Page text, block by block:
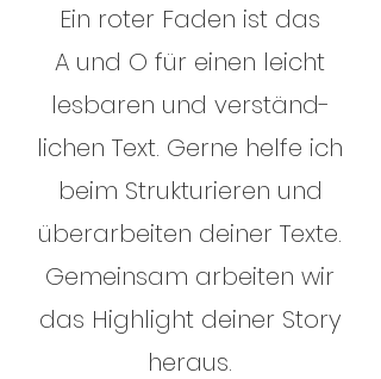
Ein roter Faden ist das
A und O für einen leicht
lesbaren und verständ-
lichen Text. Gerne helfe ich
beim Strukturieren und
überarbeiten deiner Texte.
Gemeinsam arbeiten wir
das Highlight deiner Story
heraus.